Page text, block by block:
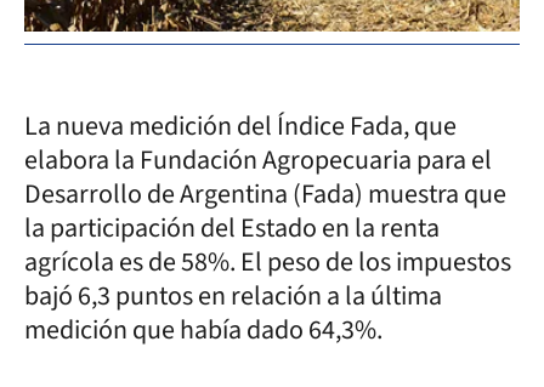
La nueva medición del Índice Fada, que
elabora la Fundación Agropecuaria para el
Desarrollo de Argentina (Fada) muestra que
la participación del Estado en la renta
agrícola es de 58%. El peso de los impuestos
bajó 6,3 puntos en relación a la última
medición que había dado 64,3%.